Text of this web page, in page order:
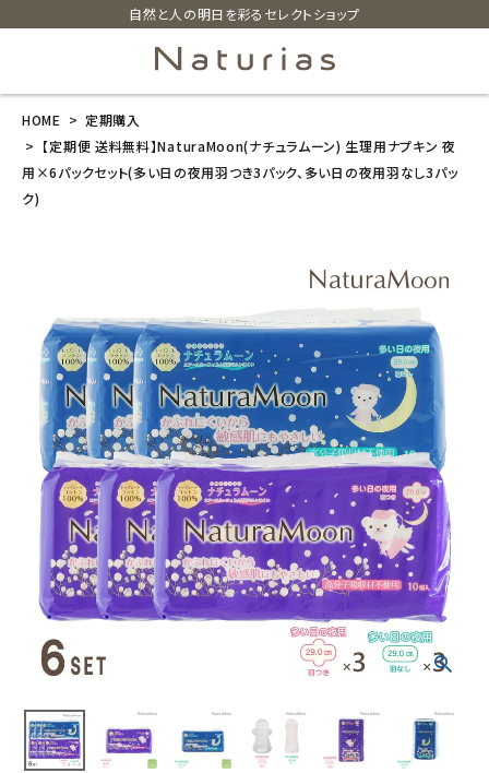
自然と人の明日を彩るセレクトショップ
search
【定期便 送料
無料】NaturaM
oon(ナチュラ
ムーン) 生理用
ナプキン 夜用
×6パックセッ
ト(多い日の夜
用羽つき3パッ
ク、多い日の夜
用羽なし3パッ
3,323
ホーム
新商品
HOME
定期購入
【定期便 送料無料】NaturaMoon(ナチュラムーン) 生理用ナプキン 夜
用×6パックセット(多い日の夜用羽つき3パック、多い日の夜用羽なし3パッ
ク)